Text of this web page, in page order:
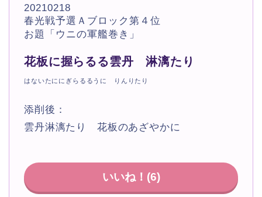
20210218
春光戦予選Ａブロック第４位
お題「ウニの軍艦巻き」
花板に握らるる雲丹 淋漓たり
はないたににぎらるるうに りんりたり
添削後：
雲丹淋漓たり 花板のあざやかに
いいね！(6)